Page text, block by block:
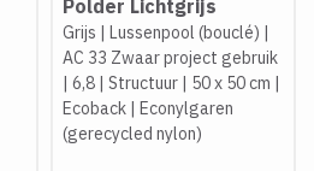
Polder Lichtgrijs
Grijs | Lussenpool (bouclé) |
AC 33 Zwaar project gebruik
| 6,8 | Structuur | 50 x 50 cm |
Ecoback | Econylgaren
(gerecycled nylon)